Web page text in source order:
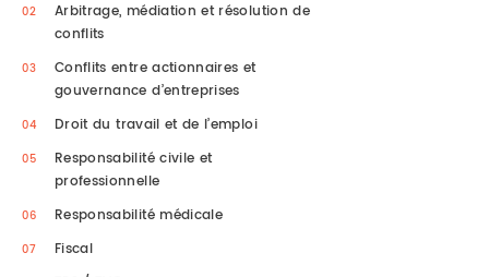
Arbitrage, médiation et résolution de
conflits
Conflits entre actionnaires et
gouvernance d’entreprises
Droit du travail et de l’emploi
Responsabilité civile et
professionnelle
Responsabilité médicale
Fiscal